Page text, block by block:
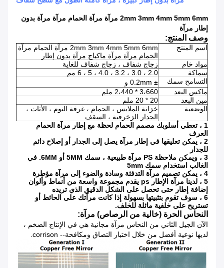
2mm 3mm 4mm 5mm 6mm مرآة مرآة الحمام مرآة مرآة بدون
إطار مرآة
وصف المنتج:
اسم المنتج
2mm 3mm 4mm 5mm 6mm مرآة الحمام مرآة
الحمام مرآة مرآة ماكياج مرآة بدون إطار
مواد خام
زجاج شفاف ، زجاج شفاف للغاية
سماكة
2.0 ، 3.0 ، 3.2 ، 4.0 ، 5 ، 6 مم
التسامح سمك
± 0.2mm و
ماكس البعد
3،660 * 2،440 ملم
مين البعد
20 * 20 ملم
الوضعية
خزانة الملابس ، الحمام ، غرفة النوم ، الأثاث ،
الجدار الزخرفية ، السقف
1 ، تعطي أسلوبك مصمم الحمام لحظة مع إطار مرآة الحمام
العرف
2 ، يمكن تعليقها في إطار مرآة يصل إلى الجدار أو إصلاح دائم
للجدار
3 ، ويمكن ملاحظة PS مرآة طبيعية ، سمك 5MM أو 6MM. في
الغالب استخدام سمك 5mm
4 ، يمكن تصميم مرآة التدفئة وسادة والضوء إلى مرآة مؤطرة
5 ، لدينا مرآة الإطار ps يقدم مجموعة واسعة من أنماط وألوان
إضافة إطار حتى تحصل على الشكل الدقيق الذي تريده
6 ، سوف تقوم بتثبيتها بسهولة إذا كانت مرآتك على الحائط أو
تستريح على خلفية مائلة للخلف.
النحاس الحرة (خالية من الرصاص) مرآة:
الآن الجيل الثاني من النحاس مرآة مجانية هي في الإنتاج الضخم ،
لديها نوعية أفضل من خلال اختبار التصاق ومكافحة-- corrison.